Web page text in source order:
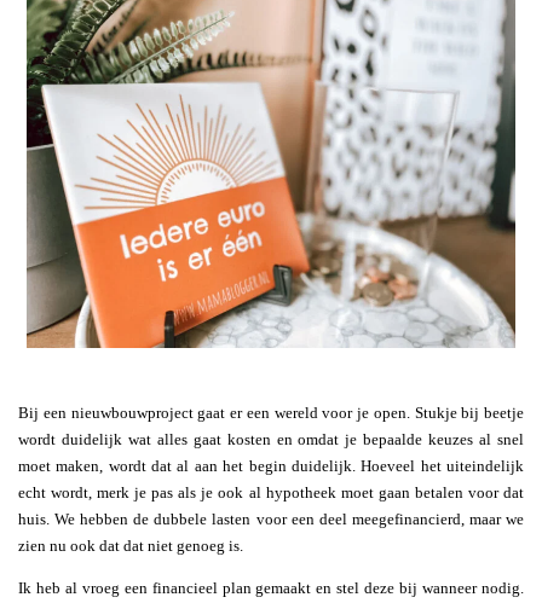
Bij een nieuwbouwproject gaat er een wereld voor je open. Stukje bij beetje
wordt duidelijk wat alles gaat kosten en omdat je bepaalde keuzes al snel
moet maken, wordt dat al aan het begin duidelijk. Hoeveel het uiteindelijk
echt wordt, merk je pas als je ook al hypotheek moet gaan betalen voor dat
huis. We hebben de dubbele lasten voor een deel meegefinancierd, maar we
zien nu ook dat dat niet genoeg is.
Ik heb al vroeg een financieel plan gemaakt en stel deze bij wanneer nodig.